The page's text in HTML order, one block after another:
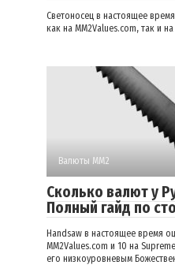
Светоносец в настоящее
как на MM2Values.com, так и на
Валюты ММ2
Сколько валют у
Полный гайд по
Handsaw в настоящее время
MM2Values.com и 10 на
его низкоуровневым